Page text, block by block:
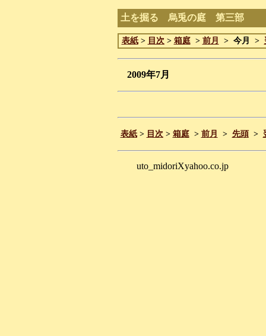
土を掘る 烏兎の庭 第三部
表紙> 目次 > 箱庭> 前月 > 今月 >
2009年7月
表紙> 目次 > 箱庭> 前月 > 先頭>
uto_midoriXyahoo.co.jp